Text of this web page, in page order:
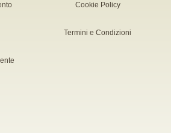
Cookie Policy
Termini e Condizioni